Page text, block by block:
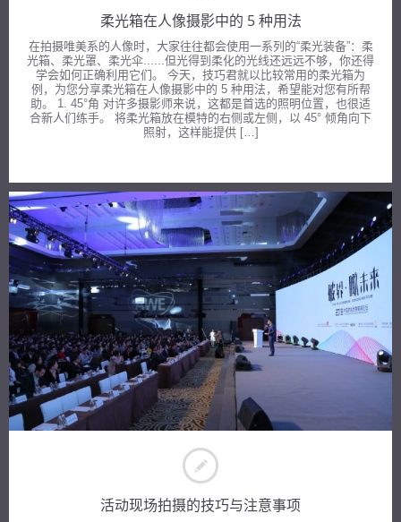
柔光箱在人像摄影中的 5 种用法
在拍摄唯美系的人像时，大家往往都会使用一系列的“柔光装备”：柔
光箱、柔光罩、柔光伞......但光得到柔化的光线还远远不够，你还得
学会如何正确利用它们。 今天，技巧君就以比较常用的柔光箱为
例，为您分享柔光箱在人像摄影中的 5 种用法，希望能对您有所帮
助。 1. 45°角 对许多摄影师来说，这都是首选的照明位置，也很适
合新人们练手。 将柔光箱放在模特的右侧或左侧，以 45° 倾角向下
照射，这样能提供 […]
活动现场拍摄的技巧与注意事项